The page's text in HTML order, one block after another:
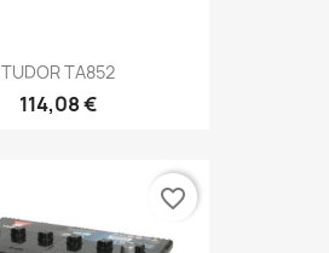
TUDOR TA852
114,08 €
favorite_border